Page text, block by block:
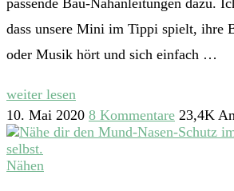
dass unsere Mini im Tippi spielt, ihre
oder Musik hört und sich einfach …
weiter lesen
10. Mai 2020 8 Kommentare 23,4K
Nähen